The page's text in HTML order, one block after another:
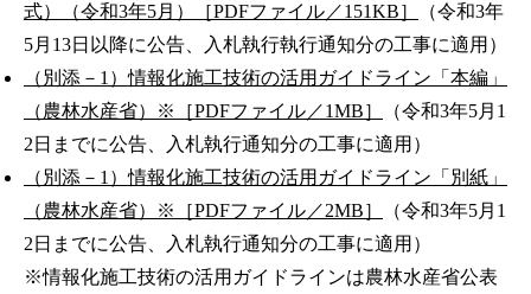
式）（令和3年5月）［PDFファイル／151KB］
（令和3年
5月13日以降に公告、入札執行執行通知分の工事に適用）
（別添－1）情報化施工技術の活用ガイドライン「本編」
（農林水産省）※［PDFファイル／1MB］
（令和3年5月1
2日までに公告、入札執行通知分の工事に適用）
（別添－1）情報化施工技術の活用ガイドライン「別紙」
（農林水産省）※［PDFファイル／2MB］
（令和3年5月1
2日までに公告、入札執行通知分の工事に適用）
※情報化施工技術の活用ガイドラインは農林水産省公表